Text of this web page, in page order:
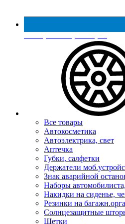
Реестр МинПромТорга
Все товары
Автокосметика
Автоэлектрика, свет
Аптечка
Губки, салфетки
Держатели
Знак аварийной
Наборы
Накидки на сиденье,
Резинки на
Солнцезащитные
Щетки